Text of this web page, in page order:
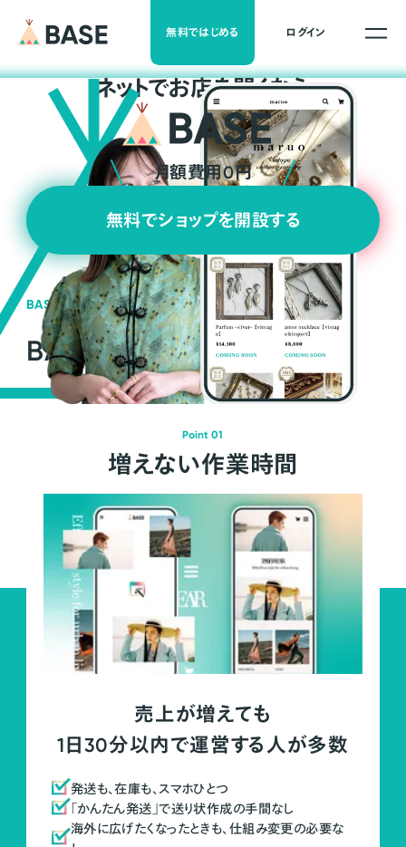
無料ではじめる ログイン
ネットでお店を開くなら
月額費用0円
無料でショップを開設する
BASEの強み
BASEが強い3つの理由
Point 01
増えない作業時間
売上が増えても
1日30分以内で運営する人が多数
発送も、在庫も、スマホひとつ
「かんたん発送」で送り状作成の手間なし
海外に広げたくなったときも、仕組み変更の必要な